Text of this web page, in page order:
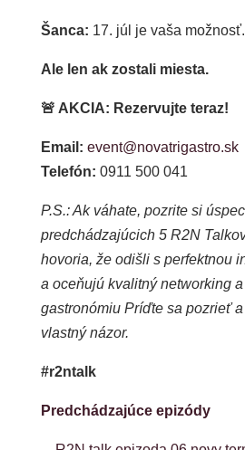
Šanca: 17. júl je vaša možnosť.
Ale len ak zostali miesta.
🚨 AKCIA: Rezervujte teraz!
Email: event@novatrigastro.sk
Telefón: 0911 500 041
P.S.: Ak váhate, pozrite si
predchádzajúcich 5 R2N
hovoria, že odišli s perfektnou
a oceňujú kvalitný networking
gastronómiu Príďte sa pozrieť
vlastný názor.
#r2ntalk
Predchádzajúce epizódy